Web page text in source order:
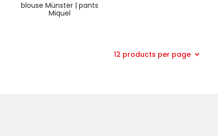
blouse Münster | pants
Miquel